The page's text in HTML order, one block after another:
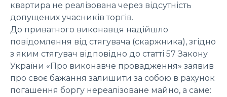
квартира не реалізована через відсутність
допущених учасників торгів.
До приватного виконавця надійшло
повідомлення від стягувача (скаржника), згідно
з яким стягувач відповідно до статті 57 Закону
України «Про виконавче провадження» заявив
про своє бажання залишити за собою в рахунок
погашення боргу нереалізоване майно, а саме: